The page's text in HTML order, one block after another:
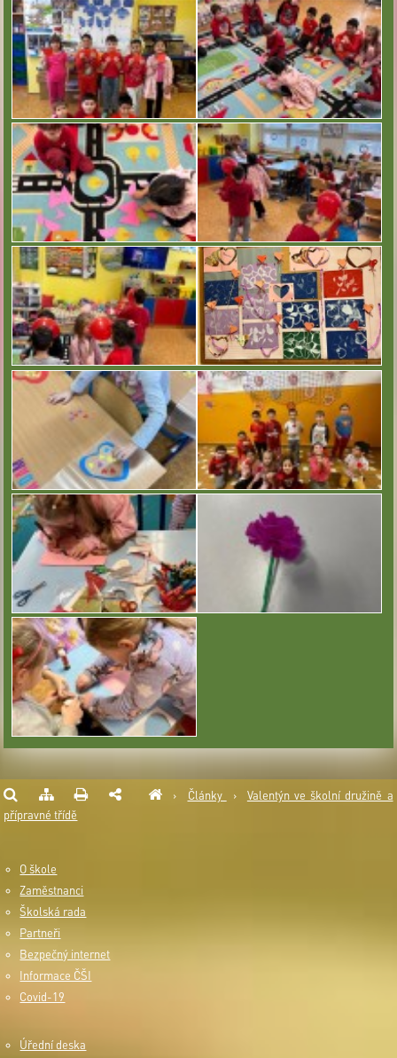
› Články ›
Valentýn ve školní družině a
přípravné třídě
O škole
Zaměstnanci
Školská rada
Partneři
Bezpečný internet
Informace ČŠI
Covid-19
Úřední deska